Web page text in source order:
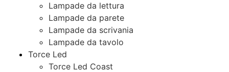
Lampade da lettura
Lampade da parete
Lampade da scrivania
Lampade da tavolo
Torce Led
Torce Led Coast